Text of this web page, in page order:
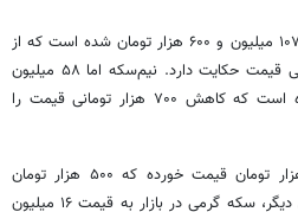
قیمت هر قطعه سکه‌بهار آزادی نیز ۱۰۷ میلیون و ۶۰۰ هزار تومان شده است که از
کاهش ۲ میلیون و ۷۷۰ هزار تومانی قیمت حکایت دارد. نیم‌سکه اما ۵۸ میلیون
و ۵۰۰ هزار تومان قیمت پیدا کرده است که کاهش ۷۰۰ هزار تومانی قیمت را
ربع‌سکه هم ۳۳ میلیون و ۶۰۰ هزار تومان قیمت خورده که ۵۰۰ هزار تومان
افزایش قیمت داشته است. از سوی دیگر، سکه گرمی در بازار به قیمت ۱۶ میلیون